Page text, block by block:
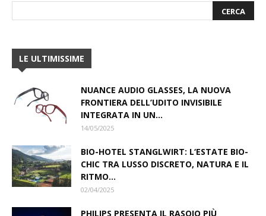
LE ULTIMISSIME
NUANCE AUDIO GLASSES, LA NUOVA
FRONTIERA DELL’UDITO INVISIBILE
INTEGRATA IN UN...
14/05/2025
BIO-HOTEL STANGLWIRT: L‘ESTATE BIO-
CHIC TRA LUSSO DISCRETO, NATURA E IL
RITMO...
02/04/2025
PHILIPS PRESENTA IL RASOIO PIÙ